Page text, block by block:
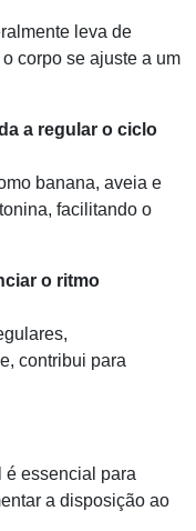
leva de
corpo se ajuste a um
a regular o ciclo
banana, aveia e
facilitando o
o ritmo
contribui para
é essencial para
a disposição ao